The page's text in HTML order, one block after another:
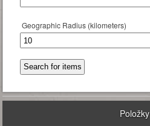
Geographic Radius (kilometers)
Položky